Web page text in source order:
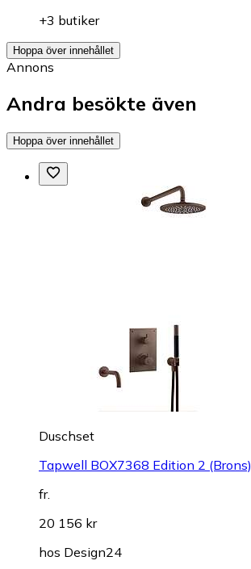
+3 butiker
Hoppa över innehållet
Annons
Andra besökte även
Hoppa över innehållet
Duschset
Tapwell BOX7368 Edition 2 (Brons)
fr.
20 156 kr
hos Design24